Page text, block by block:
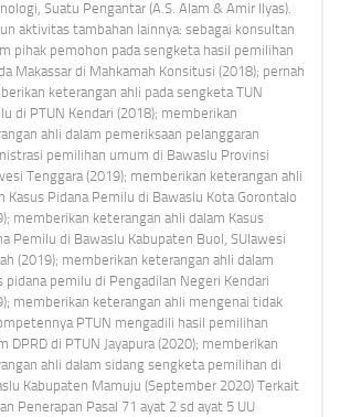
Suatu Pengantar (A.S. Alam & Amir Ilyas).
aktivitas tambahan lainnya: sebagai konsultan
pihak pemohon pada sengketa hasil pemilihan
Makassar di Mahkamah Konsitusi (2018); pernah
keterangan ahli pada sengketa TUN
di PTUN Kendari (2018); memberikan
ahli dalam pemeriksaan pelanggaran
pemilihan umum di Bawaslu Provinsi
Tenggara (2019); memberikan keterangan ahli
Kasus Pidana Pemilu di Bawaslu Kota Gorontalo
memberikan keterangan ahli dalam Kasus
Pemilu di Bawaslu Kabupaten Buol, SUlawesi
(2019); memberikan keterangan ahli dalam
pidana pemilu di Pengadilan Negeri Kendari
memberikan keterangan ahli mengenai tidak
PTUN mengadili hasil pemilihan
DPRD di PTUN Jayapura (2020); memberikan
ahli dalam sidang sengketa pemilihan di
Kabupaten Mamuju (September 2020) Terkait
Penerapan Pasal 71 ayat 2 sd ayat 5 UU